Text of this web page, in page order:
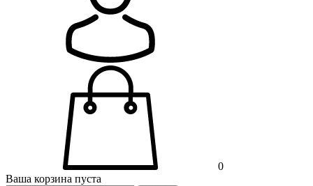
0
Ваша корзина пуста